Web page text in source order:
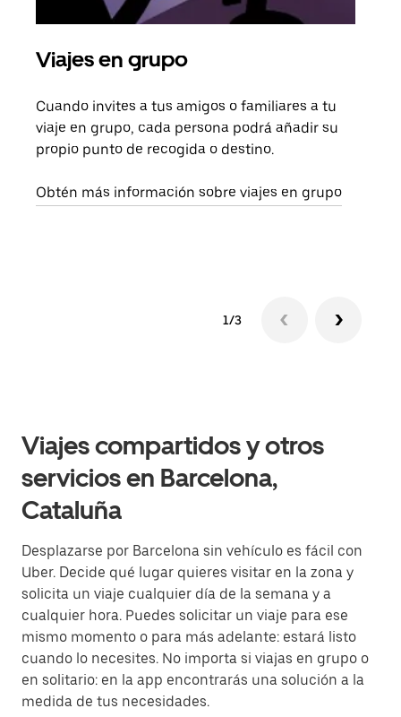
Viajes en grupo
Cuando invites a tus amigos o familiares a tu
viaje en grupo, cada persona podrá añadir su
propio punto de recogida o destino.
Obtén más información sobre viajes en grupo
1/3
Viajes compartidos y otros
servicios en Barcelona,
Cataluña
Desplazarse por Barcelona sin vehículo es fácil con
Uber. Decide qué lugar quieres visitar en la zona y
solicita un viaje cualquier día de la semana y a
cualquier hora. Puedes solicitar un viaje para ese
mismo momento o para más adelante: estará listo
cuando lo necesites. No importa si viajas en grupo o
en solitario: en la app encontrarás una solución a la
medida de tus necesidades.